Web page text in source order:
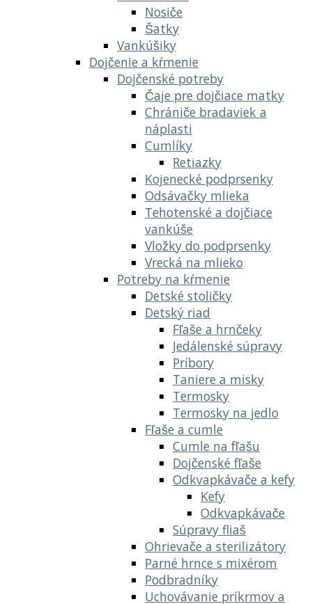
Nosiče
Šatky
Vankúšiky
Dojčenie a kŕmenie
Dojčenské potreby
Čaje pre dojčiace matky
Chrániče bradaviek a
náplasti
Cumlíky
Retiazky
Kojenecké podprsenky
Odsávačky mlieka
Tehotenské a dojčiace
vankúše
Vložky do podprsenky
Vrecká na mlieko
Potreby na kŕmenie
Detské stoličky
Detský riad
Fľaše a hrnčeky
Jedálenské súpravy
Príbory
Taniere a misky
Termosky
Termosky na jedlo
Fľaše a cumle
Cumle na fľašu
Dojčenské fľaše
Odkvapkávače a kefy
Kefy
Odkvapkávače
Súpravy fliaš
Ohrievače a sterilizátory
Parné hrnce s mixérom
Podbradníky
Uchovávanie príkrmov a